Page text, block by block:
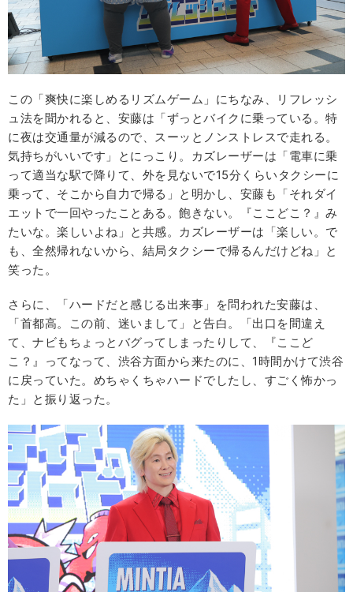
この「爽快に楽しめるリズムゲーム」にちなみ、リフレッシ
ュ法を聞かれると、安藤は「ずっとバイクに乗っている。特
に夜は交通量が減るので、スーッとノンストレスで走れる。
気持ちがいいです」とにっこり。カズレーザーは「電車に乗
って適当な駅で降りて、外を見ないで15分くらいタクシーに
乗って、そこから自力で帰る」と明かし、安藤も「それダイ
エットで一回やったことある。飽きない。『ここどこ？』み
たいな。楽しいよね」と共感。カズレーザーは「楽しい。で
も、全然帰れないから、結局タクシーで帰るんだけどね」と
笑った。
さらに、「ハードだと感じる出来事」を問われた安藤は、
「首都高。この前、迷いまして」と告白。「出口を間違え
て、ナビもちょっとバグってしまったりして、『ここど
こ？』ってなって、渋谷方面から来たのに、1時間かけて渋谷
に戻っていた。めちゃくちゃハードでしたし、すごく怖かっ
た」と振り返った。